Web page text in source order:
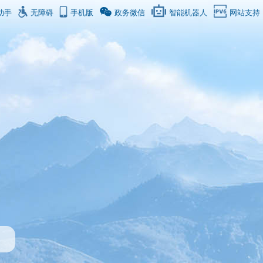
手 无障碍 手机版 政务微信 智能机器人 网站支持